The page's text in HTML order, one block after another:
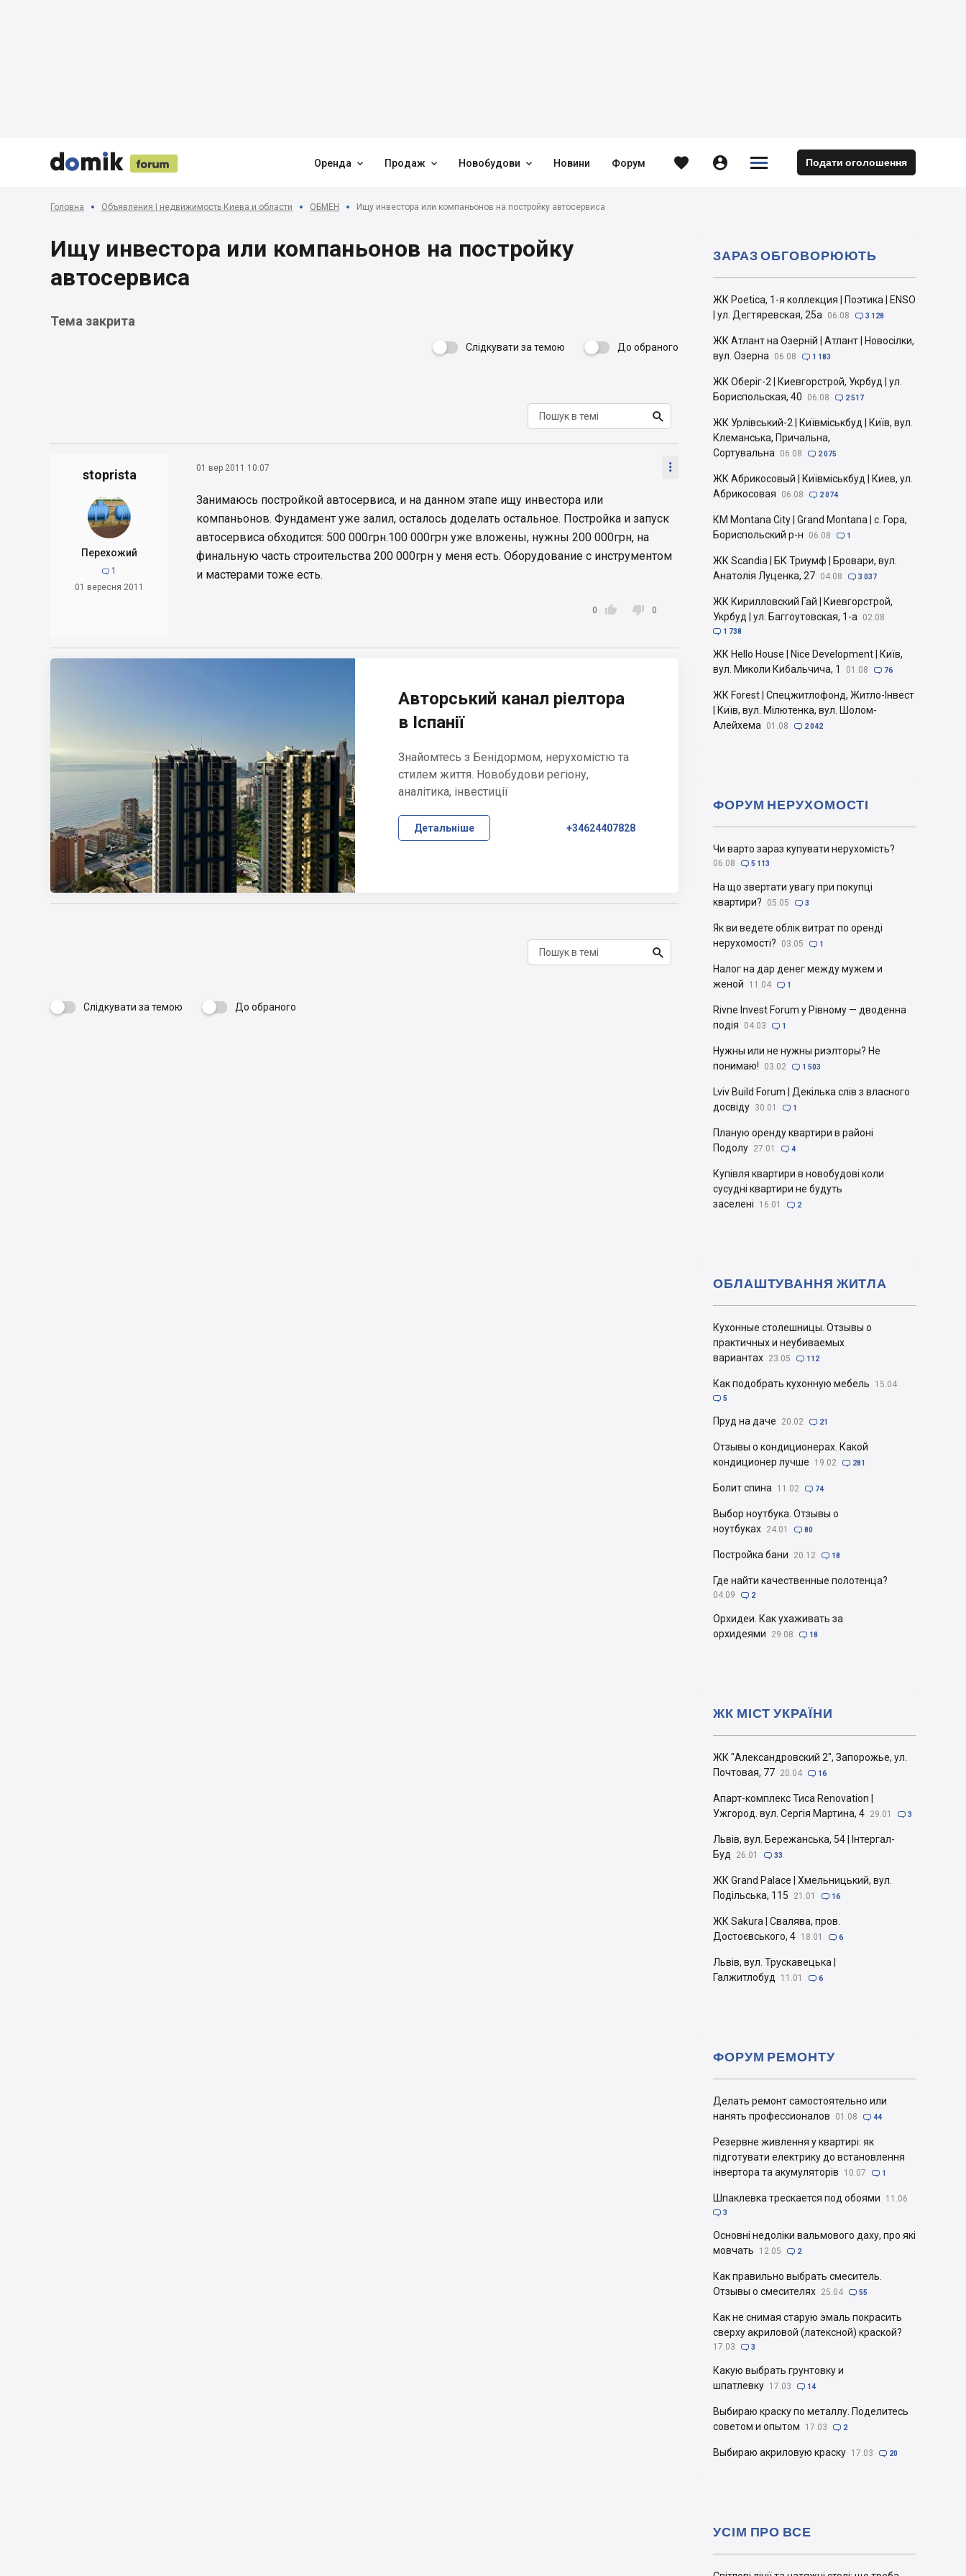


 
 Оренда  Продаж  Новобудови  Новини Форум   

 Подати оголошення
Головна Объявления | недвижимость Киева и области ОБМЕН Ищу инвестора или компаньонов на постройку автосервиса
Ищу инвестора или компаньонов на постройку
автосервиса
Тема закрита
Слідкувати за темою  До обраного

stoprista
Перехожий
 1
01 вересня 2011
01 вер 2011 10:07 
Занимаюсь постройкой автосервиса, и на данном этапе ищу инвестора или
компаньонов. Фундамент уже залил, осталось доделать остальное. Постройка и запуск
автосервиса обходится: 500 000грн.100 000грн уже вложены, нужны 200 000грн, на
финальную часть строительства 200 000грн у меня есть. Оборудование с инструментом
и мастерами тоже есть.

0  0
Авторський канал ріелтора
в Іспанії
Знайомтесь з Бенідормом, нерухомістю та
стилем життя. Новобудови регіону,
аналітика, інвестиції
Детальніше +34624407828

Слідкувати за темою  До обраного
ЖК Poetica, 1-я коллекция | Поэтика | ENSO
| ул. Дегтяревская, 25а
06.08  3 128
ЖК Атлант на Озерній | Атлант | Новосілки,
вул. Озерна
06.08  1 183
ЖК Оберіг-2 | Киевгорстрой, Укрбуд | ул.
Бориспольская, 40
06.08  2 517
ЖК Урлівський-2 | Київміськбуд | Київ, вул.
Клеманська, Причальна,
Сортувальна
06.08  2 075
ЖК Абрикосовый | Київміськбуд | Киев, ул.
Абрикосовая
06.08  2 074
КМ Montana City | Grand Montana | с. Гора,
Бориспольский р-н
06.08  1
ЖК Scandia | БК Триумф | Бровари, вул.
Анатолія Луценка, 27 04.08  3 037
ЖК Кирилловский Гай | Киевгорстрой,
Укрбуд | ул. Баггоутовская, 1-а
02.08
 1 738
ЖК Hello House | Nice Development | Київ,
вул. Миколи Кибальчича, 1
01.08  76
ЖК Forest | Спецжитлофонд, Житло-Інвест
| Київ, вул. Мілютенка, вул. Шолом-
Алейхема
01.08  2 042
ЗАРАЗ ОБГОВОРЮЮТЬ
Чи варто зараз купувати нерухомість?
06.08  5 113
На що звертати увагу при покупці
квартири?
05.05  3
Як ви ведете облік витрат по оренді
нерухомості?
03.05  1
Налог на дар денег между мужем и
женой
11.04  1
Rivne Invest Forum у Рівному — дводенна
подія
04.03  1
Нужны или не нужны риэлторы? Не
понимаю!
03.02  1 503
Lviv Build Forum | Декілька слів з власного
досвіду 30.01  1
Планую оренду квартири в районі
Подолу 27.01  4
Купівля квартири в новобудові коли
сусудні квартири не будуть
заселені
16.01  2
ФОРУМ НЕРУХОМОСТІ
Кухонные столешницы. Отзывы о
практичных и неубиваемых
вариантах 23.05  112
Как подобрать кухонную мебель 15.04
 5
Пруд на даче 20.02  21
Отзывы о кондиционерах. Какой
кондиционер лучше
19.02  281
Болит спина 11.02  74
Выбор ноутбука. Отзывы о
ноутбуках 24.01  80
Постройка бани 20.12  18
Где найти качественные полотенца?
04.09  2
Орхидеи. Как ухаживать за
орхидеями
29.08  18
ОБЛАШТУВАННЯ ЖИТЛА
ЖК "Александровский 2", Запорожье, ул.
Почтовая, 77 20.04  16
Апарт-комплекс Тиса Renovation |
Ужгород. вул. Сергія Мартина, 4 29.01  3
Львів, вул. Бережанська, 54 | Інтергал-
Буд
26.01  33
ЖК Grand Palace | Хмельницький, вул.
Подільська, 115
21.01  16
ЖК Sakura | Свалява, пров.
Достоєвського, 4 18.01  6
Львів, вул. Трускавецька |
Галжитлобуд
11.01  6
ЖК МІСТ УКРАЇНИ
Делать ремонт самостоятельно или
нанять профессионалов
01.08  44
Резервне живлення у квартирі: як
підготувати електрику до встановлення
інвертора та акумуляторів
10.07  1
Шпаклевка трескается под обоями 11.06
 3
Основні недоліки вальмового даху, про які
мовчать
12.05  2
Как правильно выбрать смеситель.
Отзывы о смесителях 25.04  55
Как не снимая старую эмаль покрасить
сверху акриловой (латексной) краской?
17.03  3
Какую выбрать грунтовку и
шпатлевку 17.03  14
Выбираю краску по металлу. Поделитесь
советом и опытом
17.03  2
Выбираю акриловую краску 17.03  20
ФОРУМ РЕМОНТУ
УСІМ ПРО ВСЕ